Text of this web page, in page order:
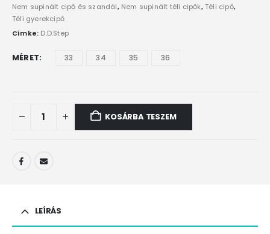
Nem supinált cipő és szandál, Nem supinált téli cipők,Téli cipő,
Téli gyerekcipő
Címke: D.D.Step
MÉRET 33 34 35 36
KOSÁRBA TESZEM
LEÍRÁS